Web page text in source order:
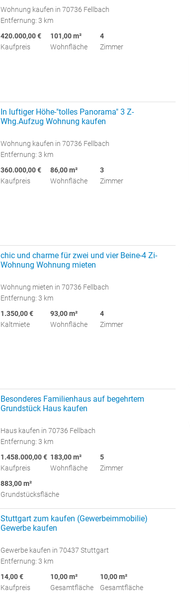
Wohnung kaufen in 70736 Fellbach
Entfernung: 3 km
420.000,00 €
Kaufpreis
101,00 m²
Wohnfläche
4
Zimmer
In luftiger Höhe-"tolles Panorama" 3 Z-
Whg.Aufzug Wohnung kaufen
Wohnung kaufen in 70736 Fellbach
Entfernung: 3 km
360.000,00 €
Kaufpreis
86,00 m²
Wohnfläche
3
Zimmer
chic und charme für zwei und vier Beine-4 Zi-
Wohnung Wohnung mieten
Wohnung mieten in 70736 Fellbach
Entfernung: 3 km
1.350,00 €
Kaltmiete
93,00 m²
Wohnfläche
4
Zimmer
Besonderes Familienhaus auf begehrtem
Grundstück Haus kaufen
Haus kaufen in 70736 Fellbach
Entfernung: 3 km
1.458.000,00 €
Kaufpreis
183,00 m²
Wohnfläche
5
Zimmer
883,00 m²
Grundstücksfläche
Stuttgart zum kaufen (Gewerbeimmobilie)
Gewerbe kaufen
Gewerbe kaufen in 70437 Stuttgart
Entfernung: 3 km
14,00 €
Kaufpreis
10,00 m²
Gesamtfläche
10,00 m²
Gesamtfläche